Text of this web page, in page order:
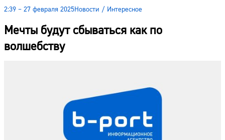
2:39 – 27 февраля 2025Новости / Интересное
Мечты будут сбываться как по
волшебству
Курсы валют